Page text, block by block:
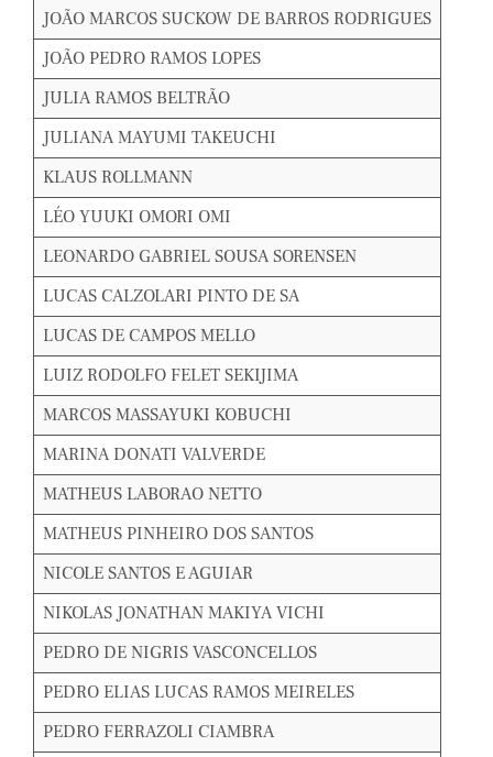
JOÃO MARCOS SUCKOW DE BARROS RODRIGUES
JOÃO PEDRO RAMOS LOPES
JULIA RAMOS BELTRÃO
JULIANA MAYUMI TAKEUCHI
KLAUS ROLLMANN
LÉO YUUKI OMORI OMI
LEONARDO GABRIEL SOUSA SORENSEN
LUCAS CALZOLARI PINTO DE SA
LUCAS DE CAMPOS MELLO
LUIZ RODOLFO FELET SEKIJIMA
MARCOS MASSAYUKI KOBUCHI
MARINA DONATI VALVERDE
MATHEUS LABORAO NETTO
MATHEUS PINHEIRO DOS SANTOS
NICOLE SANTOS E AGUIAR
NIKOLAS JONATHAN MAKIYA VICHI
PEDRO DE NIGRIS VASCONCELLOS
PEDRO ELIAS LUCAS RAMOS MEIRELES
PEDRO FERRAZOLI CIAMBRA